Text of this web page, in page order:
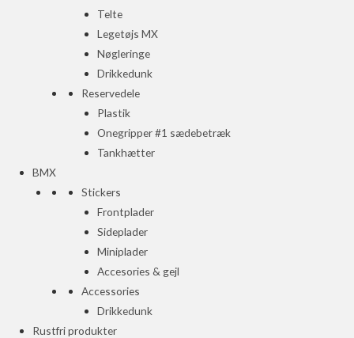
Telte
Legetøjs MX
Nøgleringe
Drikkedunk
Reservedele
Plastik
Onegripper #1 sædebetræk
Tankhætter
BMX
Stickers
Frontplader
Sideplader
Miniplader
Accesories & gejl
Accessories
Drikkedunk
Rustfri produkter